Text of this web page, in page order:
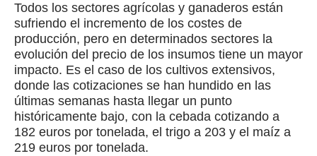
Todos los sectores agrícolas y ganaderos están
sufriendo el incremento de los costes de
producción, pero en determinados sectores la
evolución del precio de los insumos tiene un mayor
impacto. Es el caso de los cultivos extensivos,
donde las cotizaciones se han hundido en las
últimas semanas hasta llegar un punto
históricamente bajo, con la cebada cotizando a
182 euros por tonelada, el trigo a 203 y el maíz a
219 euros por tonelada.